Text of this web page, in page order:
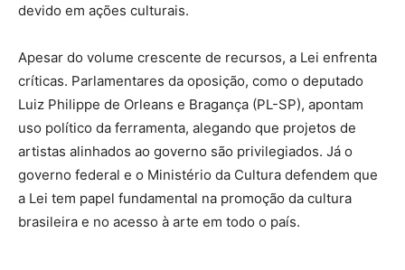
devido em ações culturais.
Apesar do volume crescente de recursos, a Lei enfrenta
críticas. Parlamentares da oposição, como o deputado
Luiz Philippe de Orleans e Bragança (PL-SP), apontam
uso político da ferramenta, alegando que projetos de
artistas alinhados ao governo são privilegiados. Já o
governo federal e o Ministério da Cultura defendem que
a Lei tem papel fundamental na promoção da cultura
brasileira e no acesso à arte em todo o país.